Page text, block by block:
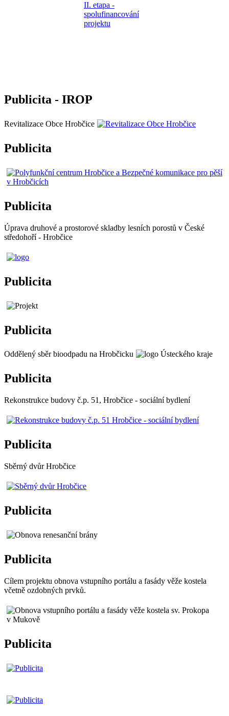
Publicita - IROP
Revitalizace Obce Hrobčice
Publicita
Publicita
Úprava druhové a prostorové skladby lesních porostů v České
středohoří - Hrobčice
Publicita
Publicita
Oddělený sběr bioodpadu na Hrobčicku
Publicita
Rekonstrukce budovy č.p. 51, Hrobčice - sociální bydlení
Publicita
Sběrný dvůr Hrobčice
Publicita
Publicita
Cílem projektu obnova vstupního portálu a fasády věže kostela
včetně ozdobných prvků.
Publicita